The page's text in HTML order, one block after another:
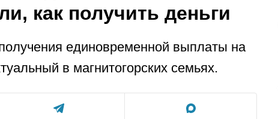
как получить деньги
единовременной выплаты на
в магнитогорских семьях.